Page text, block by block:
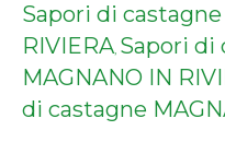
Sapori di
RIVIERA, Sapori di
MAGNANO IN
di castagne